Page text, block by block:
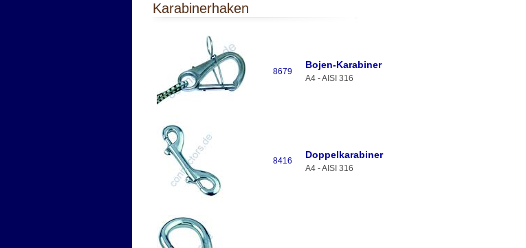
Karabinerhaken
8679
Bojen-Karabiner
A4 - AISI 316
8416
Doppelkarabiner
A4 - AISI 316